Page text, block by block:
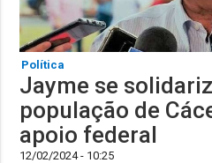
Política
Jayme se
população de
apoio federal
12/02/2024 - 10:25